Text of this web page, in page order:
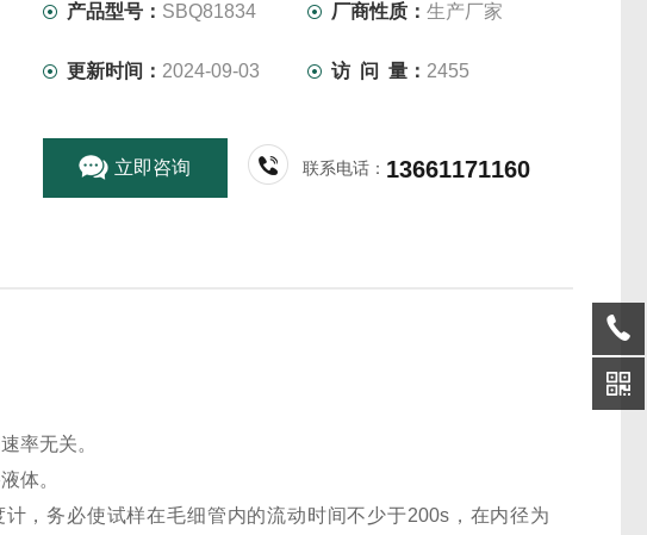
产品型号： SBQ81834 厂商性质：生产厂家
更新时间： 2024-09-03 访 问 量： 2455
立即咨询 联系电话： 13661171160
率无关。
体。
，务必使试样在毛细管内的流动时间不少于200s，在内径为